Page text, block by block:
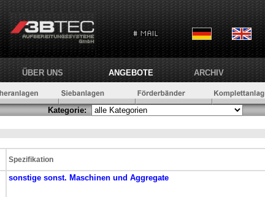
ÜBER UNS ANGEBOTE ARCHIV
Kategorie:
Spezifikation
sonstige sonst. Maschinen und Aggregate